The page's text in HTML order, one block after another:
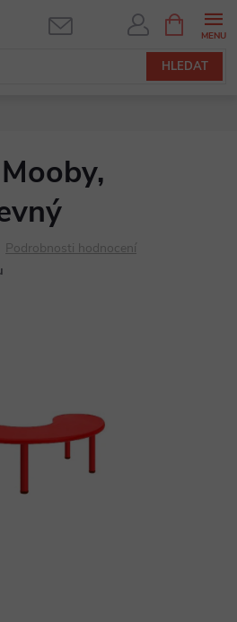
HLEDAT
NÁKUPNÍ
KOŠÍK
Podrobnosti hodnocení